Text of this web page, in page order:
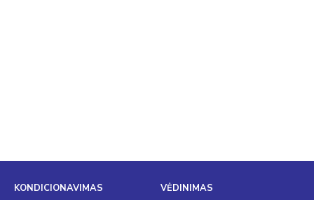
KONDICIONAVIMAS VĖDINIMAS